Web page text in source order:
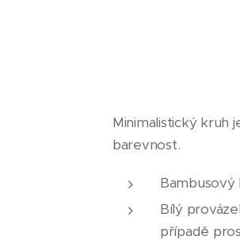
Minimalistický kruh
barevnost.
Bílý
případě